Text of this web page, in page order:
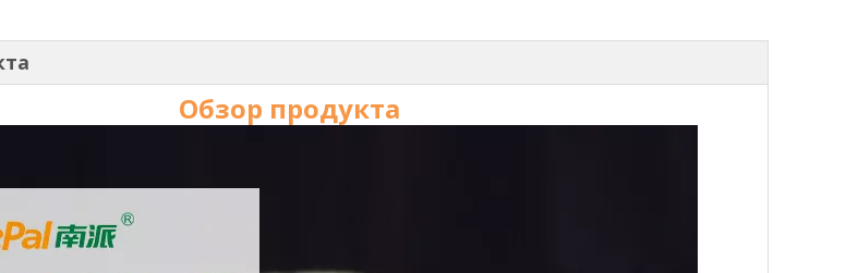
Обзор продукта